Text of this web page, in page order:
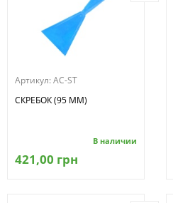
Артикул: AC-ST
СКРЕБОК (95 ММ)
В наличии
421,00 грн